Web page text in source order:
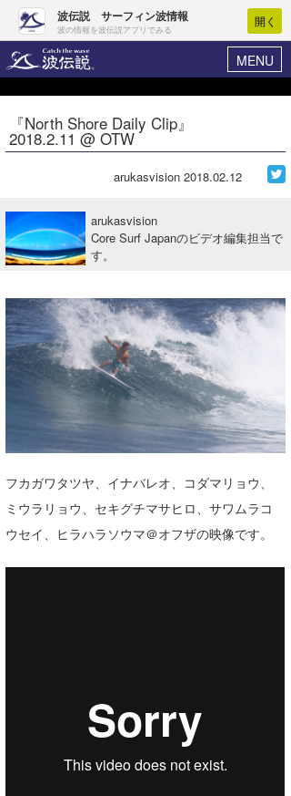
波伝説 サーフィン波情報
波の情報を波伝説アプリでみる
開く
MENU
ヘルプ マイホーム
ログイン
波情報･概況
WAVE HUNTER 波予想ツール
ニュース
サーフィンエリアガイド
会員メニュー
今月のプレゼント
『North Shore Daily Clip』
2018.2.11 @ OTW
arukasvision 2018.02.12
arukasvision
Core Surf Japanのビデオ編集担当で
す。
フカガワタツヤ、イナバレオ、コダマリョウ、
ミウラリョウ、セキグチマサヒロ、サワムラコ
ウセイ、ヒラハラソウマ＠オフザの映像です。
Core Surf Japan
アート＆エンタメ
トラベル
ショップ情報
ショップ情報
湘南
千葉南
大阪
ウラナミ
お知らせ
VOTE!